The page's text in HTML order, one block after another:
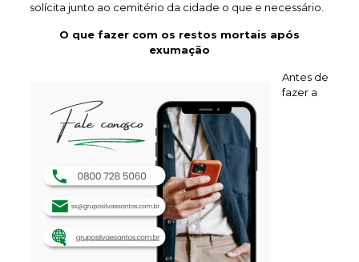
solícita junto ao cemitério da cidade o que e necessário.
O que fazer com os restos mortais após
exumação
Antes de
fazer a